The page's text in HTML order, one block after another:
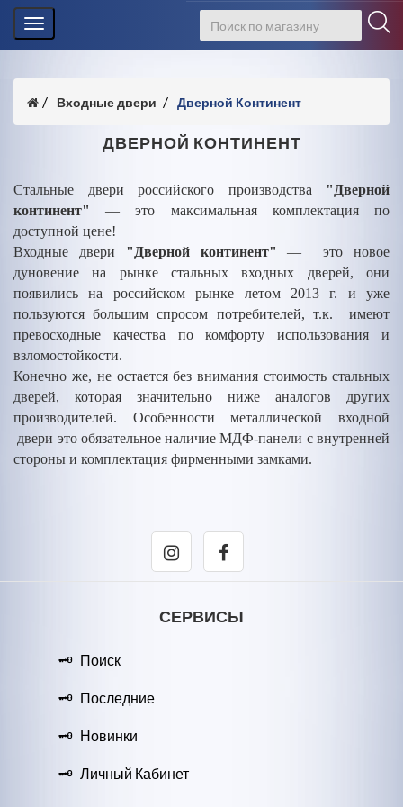
Toggle
navigation
Входные двери Дверной Континент
ДВЕРНОЙ КОНТИНЕНТ
Стальные двери российского производства "Дверной
континент"
— это максимальная комплектация по
доступной цене!
Входные двери "Дверной континент" — это новое
дуновение на рынке стальных входных дверей, они
появились на российском рынке летом 2013 г. и уже
пользуются большим спросом потребителей, т.к. имеют
превосходные качества по комфорту использования и
взломостойкости.
Конечно же, не остается без внимания стоимость стальных
дверей, которая значительно ниже аналогов других
производителей. Особенности металлической входной
двери это обязательное наличие МДФ-панели с внутренней
стороны и комплектация фирменными замками.
СЕРВИСЫ
Поиск
Последние
Новинки
Личный Кабинет